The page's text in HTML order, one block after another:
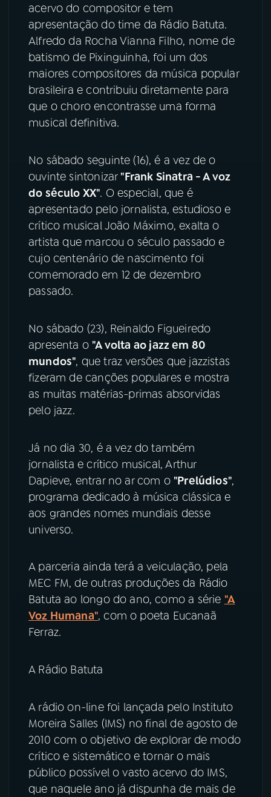
YouTube Facebook
Instagram X
TikTok
acervo do compositor e tem
apresentação do time da Rádio Batuta.
Alfredo da Rocha Vianna Filho, nome de
batismo de Pixinguinha, foi um dos
maiores compositores da música popular
brasileira e contribuiu diretamente para
que o choro encontrasse uma forma
musical definitiva.
No sábado seguinte (16), é a vez de o
ouvinte sintonizar "Frank Sinatra - A voz
do século XX". O especial, que é
apresentado pelo jornalista, estudioso e
crítico musical João Máximo, exalta o
artista que marcou o século passado e
cujo centenário de nascimento foi
comemorado em 12 de dezembro
passado.
No sábado (23), Reinaldo Figueiredo
apresenta o "A volta ao jazz em 80
mundos", que traz versões que jazzistas
fizeram de canções populares e mostra
as muitas matérias-primas absorvidas
pelo jazz.
Já no dia 30, é a vez do também
jornalista e crítico musical, Arthur
Dapieve, entrar no ar com o "Prelúdios",
programa dedicado à música clássica e
aos grandes nomes mundiais desse
universo.
A parceria ainda terá a veiculação, pela
MEC FM, de outras produções da Rádio
Batuta ao longo do ano, como a série "A
Voz Humana", com o poeta Eucanaã
Ferraz.
A Rádio Batuta
A rádio on-line foi lançada pelo Instituto
Moreira Salles (IMS) no final de agosto de
2010 com o objetivo de explorar de modo
crítico e sistemático e tornar o mais
público possível o vasto acervo do IMS,
que naquele ano já dispunha de mais de